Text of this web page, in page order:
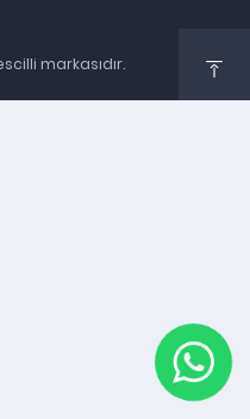
markasıdır.